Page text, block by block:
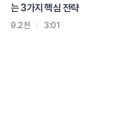
는 3가지 핵심 전략
9.2천 3:01